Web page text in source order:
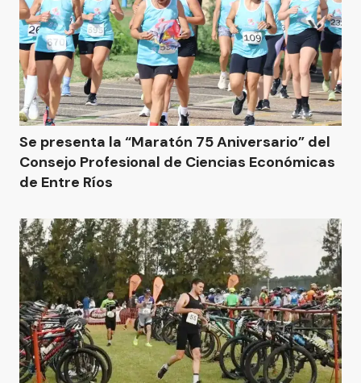
Se presenta la “Maratón 75 Aniversario” del
Consejo Profesional de Ciencias Económicas
de Entre Ríos